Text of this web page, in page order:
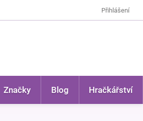
Přihlášení
Značky Blog Hračkářství